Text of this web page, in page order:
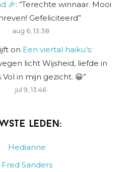
🎉: “Terechte winnaar. Mooi
Gefeliciteerd”
aug 6, 13:38
on Een viertal haiku’s:
licht Wijsheid, liefde in
Vol in mijn gezicht. 😀”
jul 9, 13:46
leden:
Hedianne
Fred Sanders